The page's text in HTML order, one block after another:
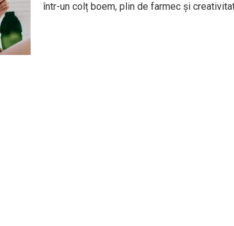
într-un colț boem, plin de farmec și